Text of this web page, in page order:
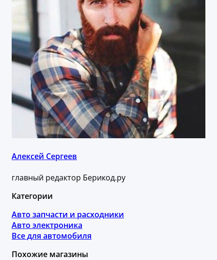
Алексей Сергеев
главный редактор Берикод.ру
Категории
Авто запчасти и расходники
Авто электроника
Все для автомобиля
Похожие магазины